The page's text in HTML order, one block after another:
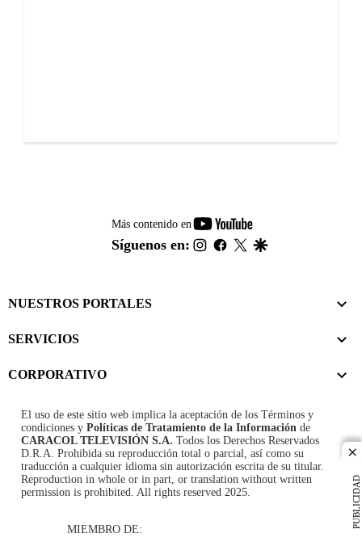
PUBLICIDAD
Más contenido en
youtube-
footer
Síguenos en: instagram
facebook
twitter
NUESTROS PORTALES
SERVICIOS
CORPORATIVO
El uso de este sitio web implica la aceptación de los Términos y
condiciones y Políticas de Tratamiento de la Información de
CARACOL TELEVISIÓN S.A. Todos los Derechos Reservados
D.R.A. Prohibida su reproducción total o parcial, así como su
traducción a cualquier idioma sin autorización escrita de su titular.
Reproduction in whole or in part, or translation without written
permission is prohibited. All rights reserved 2025.
MIEMBRO DE: